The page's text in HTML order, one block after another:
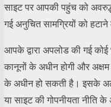
साइट पर आपकी पहुंच को
गई अनुचित सामग्रियों को
आपके द्वारा अपलोड की गई कोई
कानूनों के अधीन होगी और
के अधीन हो सकती है। इसके
या साइट की गोपनीयता नीति